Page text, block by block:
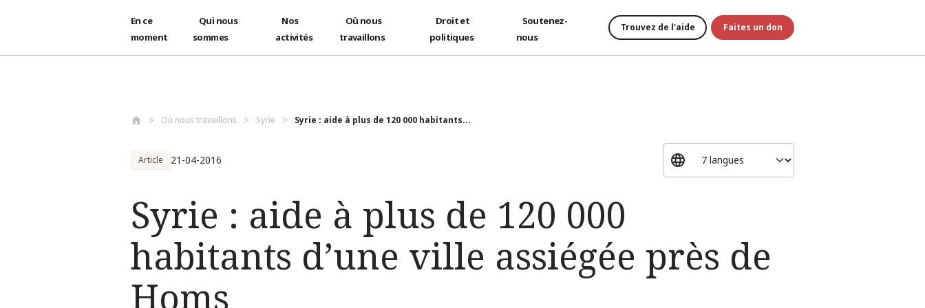
En ce
moment
Qui nous
sommes
Nos
activités
Où nous
travaillons
Droit et
politiques
Soutenez-
nous
Trouvez de l'aide Faites un don
Où nous travaillons Syrie Syrie : aide à plus de 120 000 habitants...
Article 21-04-2016
Syrie : aide à plus de 120 000
habitants d’une ville assiégée près de
Homs